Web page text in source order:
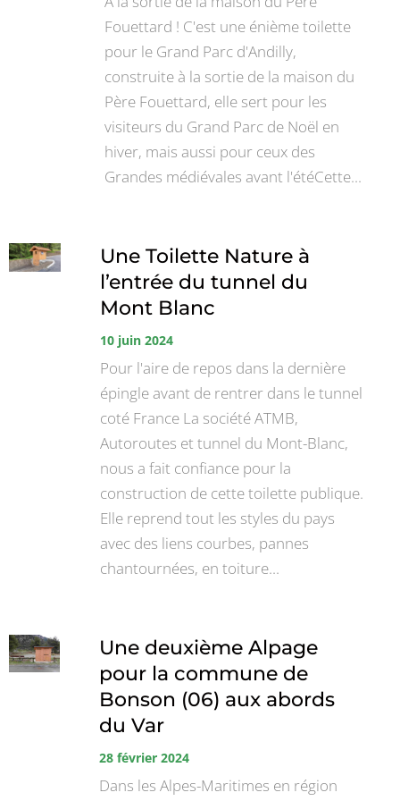
Fouettard ! C'est une énième toilette
pour le Grand Parc d'Andilly,
construite à la sortie de la maison du
Père Fouettard, elle sert pour les
visiteurs du Grand Parc de Noël en
hiver, mais aussi pour ceux des
Grandes médiévales avant l'étéCette...
Une Toilette Nature à
l’entrée du tunnel du
Mont Blanc
10 juin 2024
Pour l'aire de repos dans la dernière
épingle avant de rentrer dans le tunnel
coté France La société ATMB,
Autoroutes et tunnel du Mont-Blanc,
nous a fait confiance pour la
construction de cette toilette publique.
Elle reprend tout les styles du pays
avec des liens courbes, pannes
chantournées, en toiture...
Une deuxième Alpage
pour la commune de
Bonson (06) aux abords
du Var
28 février 2024
Dans les Alpes-Maritimes en région